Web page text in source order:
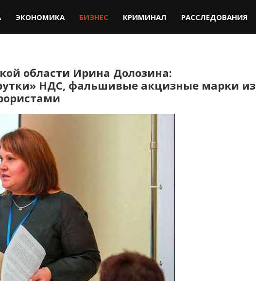
ЭКОНОМИКА БИЗНЕС КРИМИНАЛ РАССЛЕДОВАНИЯ
области Ирина Долозина:
НДС, фальшивые акцизные марки из